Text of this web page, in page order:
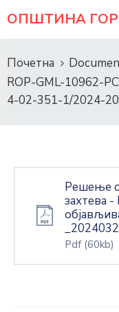
ОПШТИНА
Почетна
ROP-GML-10962-
4-02-351-1/2024-
Решење
захтева -
Pdf (60kb)